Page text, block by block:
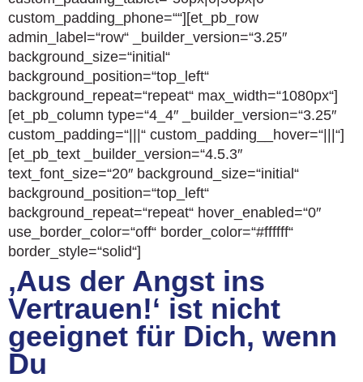
custom_padding_phone=““][et_pb_row
admin_label=“row“ _builder_version=“3.25″
background_size=“initial“
background_position=“top_left“
background_repeat=“repeat“ max_width=“1080px“]
[et_pb_column type=“4_4″ _builder_version=“3.25″
custom_padding=“|||“ custom_padding__hover=“|||“]
[et_pb_text _builder_version=“4.5.3″
text_font_size=“20″ background_size=“initial“
background_position=“top_left“
background_repeat=“repeat“ hover_enabled=“0″
use_border_color=“off“ border_color=“#ffffff“
border_style=“solid“]
‚Aus der Angst ins
Vertrauen!‘ ist nicht
geeignet für Dich, wenn
Du